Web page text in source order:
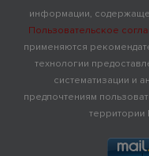
информации,
Пользовательское
применяются
технологии
систематизации и
предпочтениям